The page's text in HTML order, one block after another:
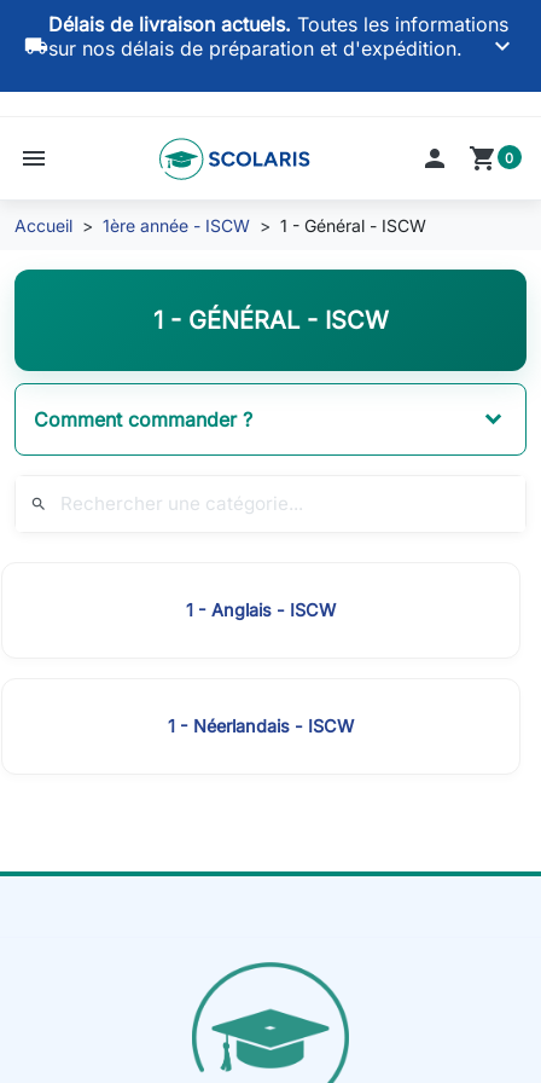
local_shipping
Délais de livraison actuels. Toutes les informations
sur nos délais de préparation et d'expédition.
keyboard_arrow_down
menu  shopping_cart 0
Accueil 1ère année - ISCW 1 - Général - ISCW
1 - GÉNÉRAL - ISCW
Comment commander ?
search
1 - Anglais - ISCW
1 - Néerlandais - ISCW